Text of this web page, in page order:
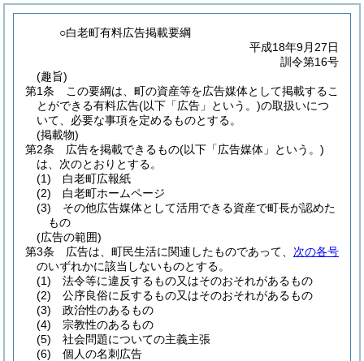
○白老町有料広告掲載要綱
平成18年9月27日
訓令第16号
(趣旨)
第1条
この要綱は、町の資産等を広告媒体として掲載するこ
とができる有料広告(以下「広告」という。)の取扱いにつ
いて、必要な事項を定めるものとする。
(掲載物)
第2条
広告を掲載できるもの(以下「広告媒体」という。)
は、次のとおりとする。
(1)
白老町広報紙
(2)
白老町ホームページ
(3)
その他広告媒体として活用できる資産で町長が認めた
もの
(広告の範囲)
第3条
広告は、町民生活に関連したものであって、 次の各号
のいずれかに該当しないものとする。
(1)
法令等に違反するもの又はそのおそれがあるもの
(2)
公序良俗に反するもの又はそのおそれがあるもの
(3)
政治性のあるもの
(4)
宗教性のあるもの
(5)
社会問題についての主義主張
(6)
個人の名刺広告